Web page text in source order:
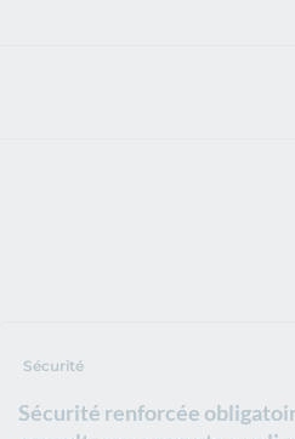
Sécurité renforcée
Sécurité